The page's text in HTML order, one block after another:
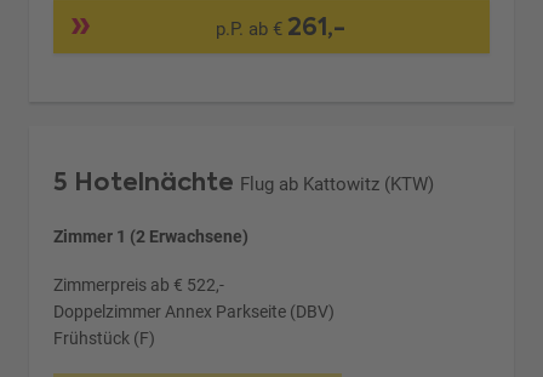
p.P. ab € 261,-
5 Hotelnächte Flug ab Kattowitz (KTW)
Zimmer 1 (2 Erwachsene)
Zimmerpreis ab € 522,-
Doppelzimmer Annex Parkseite (DBV)
Frühstück (F)